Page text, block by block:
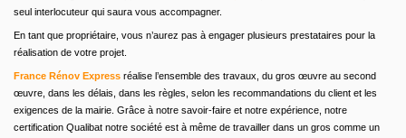
seul interlocuteur qui saura vous accompagner.
En tant que propriétaire, vous n’aurez pas à engager plusieurs prestataires pour la
réalisation de votre projet.
France Rénov Express réalise l’ensemble des travaux, du gros œuvre au second
œuvre, dans les délais, dans les règles, selon les recommandations du client et les
exigences de la mairie. Grâce à notre savoir-faire et notre expérience, notre
certification Qualibat notre société est à même de travailler dans un gros comme un